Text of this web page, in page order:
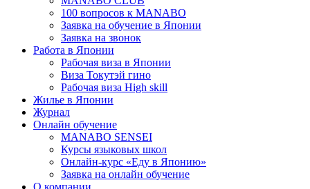
100 вопросов к MАNABO
Заявка на обучение в Японии
Заявка на звонок
Работа в Японии
Рабочая виза в Японии
Виза Токутэй гино
Рабочая виза High skill
Жилье в Японии
Журнал
Онлайн обучение
MANABO SENSEI
Курсы языковых школ
Онлайн-курс «Еду в Японию»
Заявка на онлайн обучение
О компании